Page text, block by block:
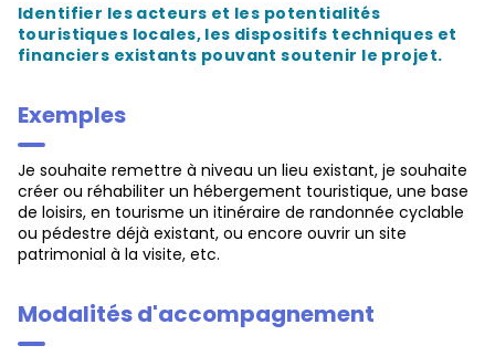
Identifier les acteurs et les potentialités
touristiques locales, les dispositifs techniques et
financiers existants pouvant soutenir le projet.
Exemples
Je souhaite remettre à niveau un lieu existant, je souhaite
créer ou réhabiliter un hébergement touristique, une base
de loisirs, en tourisme un itinéraire de randonnée cyclable
ou pédestre déjà existant, ou encore ouvrir un site
patrimonial à la visite, etc.
Modalités d'accompagnement